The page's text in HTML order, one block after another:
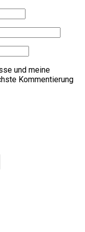
und meine
Kommentierung